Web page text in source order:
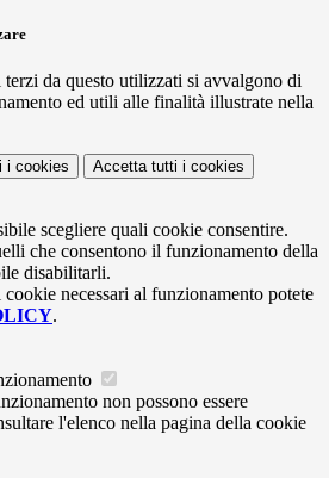
da questo utilizzati si avvalgono di
ed utili alle finalità illustrate nella
i cookies Accetta tutti i cookies
scegliere quali cookie consentire.
che consentono il funzionamento della
disabilitarli.
necessari al funzionamento potete
.
non possono essere
l'elenco nella pagina della cookie